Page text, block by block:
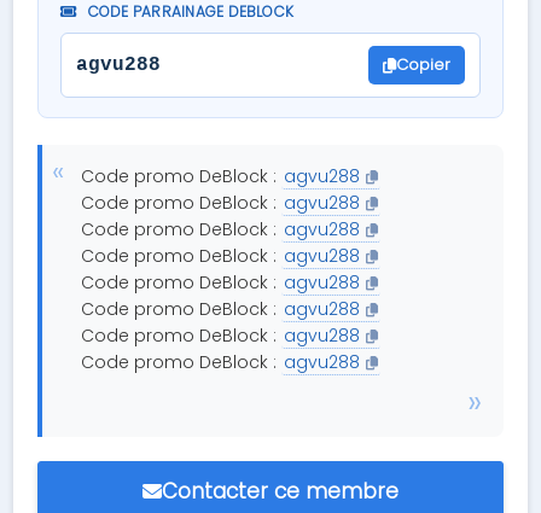
CODE PARRAINAGE DEBLOCK
agvu288 Copier
Code promo DeBlock : agvu288
Code promo DeBlock : agvu288
Code promo DeBlock : agvu288
Code promo DeBlock : agvu288
Code promo DeBlock : agvu288
Code promo DeBlock : agvu288
Code promo DeBlock : agvu288
Code promo DeBlock : agvu288
Contacter ce membre